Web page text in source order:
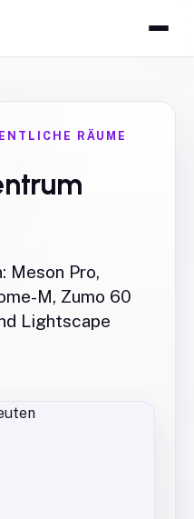
RÄUME
Meson Pro,
M, Zumo 60
Lightscape